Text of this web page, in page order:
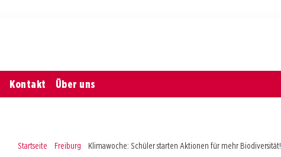
Kontakt Über uns
Startseite Freiburg Klimawoche: Schüler starten Aktionen für mehr Biodiversität!